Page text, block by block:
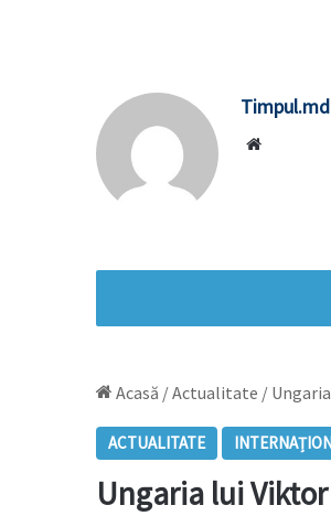
Timpul.md